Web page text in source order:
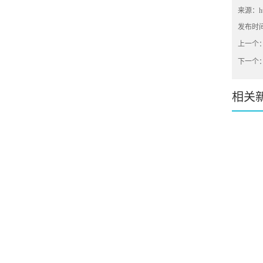
来源：
发布时
上一个
下一个
相关